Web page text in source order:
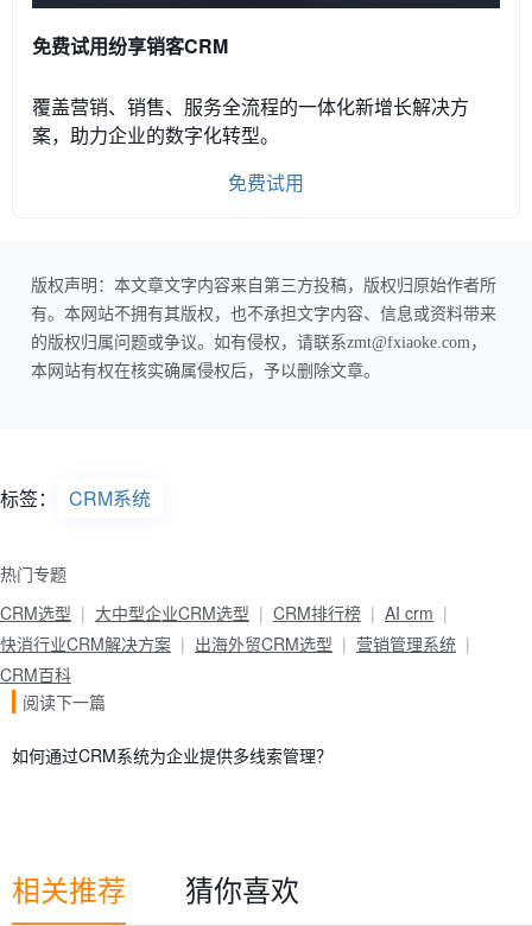
免费试用纷享销客CRM
覆盖营销、销售、服务全流程的一体化新增长解决方
案，助力企业的数字化转型。
免费试用
版权声明：本文章文字内容来自第三方投稿，版权归原始作者所
有。本网站不拥有其版权，也不承担文字内容、信息或资料带来
的版权归属问题或争议。如有侵权，请联系zmt@fxiaoke.com，
本网站有权在核实确属侵权后，予以删除文章。
标签： CRM系统
热门专题
CRM选型
大中型企业CRM选型 CRM排行榜
AI crm
快消行业CRM解决方案
出海外贸CRM选型
营销管理系统
CRM百科
阅读下一篇
如何通过CRM系统为企业提供多线索管理？
相关推荐 猜你喜欢